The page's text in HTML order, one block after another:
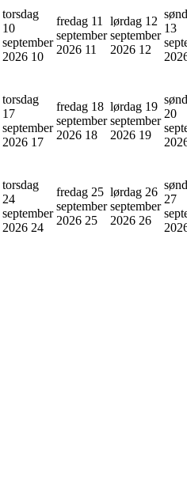
torsdag
10
september
2026 10
fredag 11
september
2026 11
lørdag 12
september
2026 12
13
torsdag
17
september
2026 17
fredag 18
september
2026 18
lørdag 19
september
2026 19
20
torsdag
24
september
2026 24
fredag 25
september
2026 25
lørdag 26
september
2026 26
27